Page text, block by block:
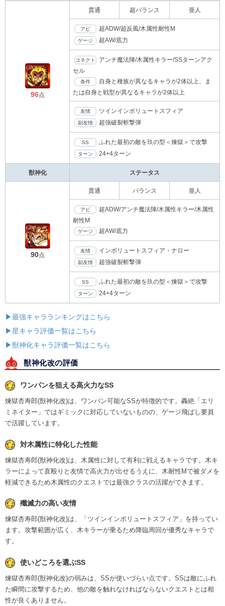
96点
貫通 超バランス 亜人
アビ 超ADW/超反風/木属性耐性M
ゲージ 超AW/底力
コネクト
アンチ魔法陣/木属性キラー/SSターンアク
セル
条件
自身と種族が異なるキャラが2体以上、ま
たは自身と戦型が異なるキャラが2体以上
友情 ツインインボリュートスフィア
副友情 超強破裂斬撃弾
SS ふれた最初の敵を玖の型＜煉獄＞で攻撃
ターン 24+4ターン
獣神化 ステータス
90点
貫通 バランス 亜人
アビ
超ADW/アンチ魔法陣/木属性キラー/木属性
耐性M
ゲージ 超AW/底力
友情 インボリュートスフィア・ナロー
副友情 超強破裂斬撃弾
SS ふれた最初の敵を玖の型＜煉獄＞で攻撃
ターン 24+4ターン
▶最強キャラランキングはこちら
▶星キャラ評価一覧はこちら
▶獣神化キャラ評価一覧はこちら
獣神化改の評価
ワンパンを狙える高火力なSS
煉獄杏寿郎(獣神化改)は、ワンパン可能なSSが特徴的です。轟絶「エリ
ミネイター」ではギミックに対応していないものの、ゲージ飛ばし要員
で活躍しています。
対木属性に特化した性能
煉獄杏寿郎(獣神化改)は、木属性に対して有利に戦えるキャラです。木キ
ラーによって直殴りと友情で高火力が出せるうえに、木耐性Mで被ダメを
軽減できるため木属性のクエストでは最強クラスの活躍ができます。
殲滅力の高い友情
煉獄杏寿郎(獣神化改)は、「ツインインボリュートスフィア」を持ってい
ます。攻撃範囲が広く、木キラーが乗るため降臨周回が優秀なキャラで
す。
使いどころを選ぶSS
煉獄杏寿郎(獣神化改)の弱みは、SSが使いづらい点です。SSは敵にふれ
た瞬間に攻撃するため、他の敵を触れなければならないクエストとは相
性が良くありません。